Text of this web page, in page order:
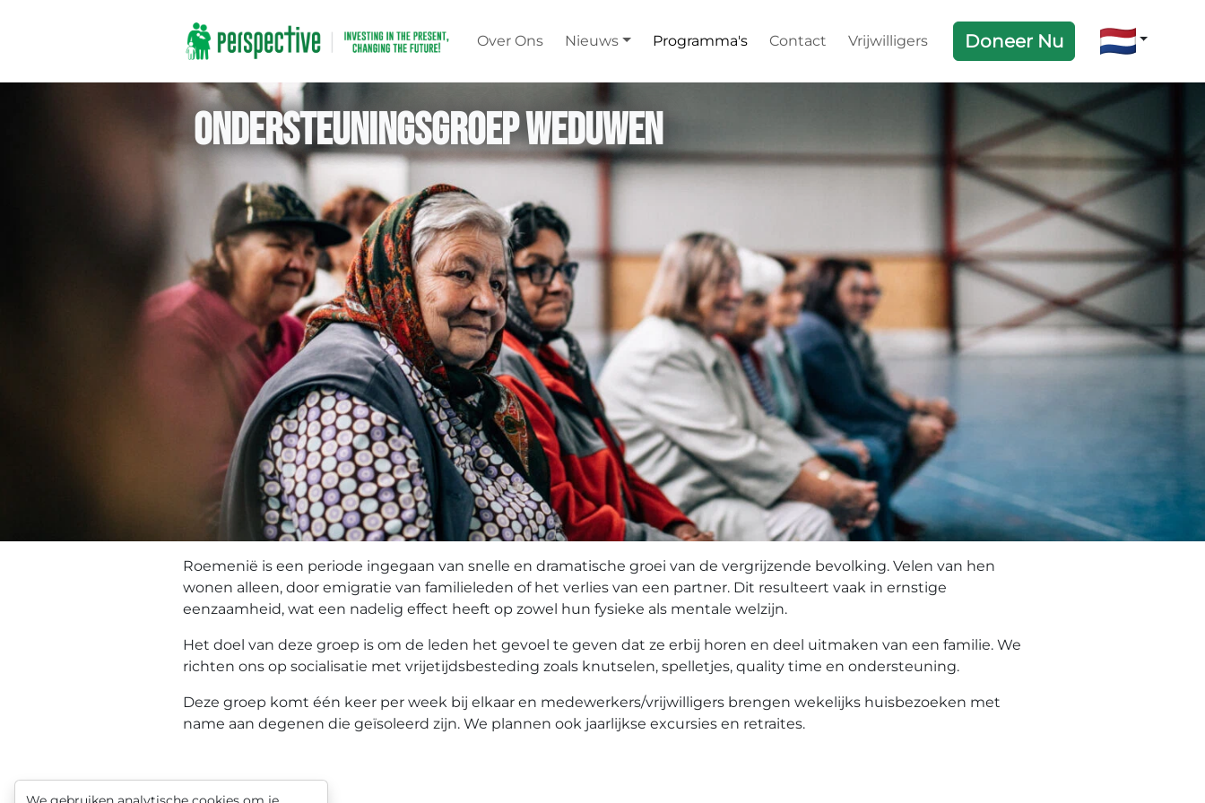
Over Ons Nieuws Programma's Contact Vrijwilligers Doneer Nu
Ondersteuningsgroep weduwen
Roemenië is een periode ingegaan van snelle en dramatische groei van de vergrijzende bevolking. Velen van hen
wonen alleen, door emigratie van familieleden of het verlies van een partner. Dit resulteert vaak in ernstige
eenzaamheid, wat een nadelig effect heeft op zowel hun fysieke als mentale welzijn.
Het doel van deze groep is om de leden het gevoel te geven dat ze erbij horen en deel uitmaken van een familie. We
richten ons op socialisatie met vrijetijdsbesteding zoals knutselen, spelletjes, quality time en ondersteuning.
Deze groep komt één keer per week bij elkaar en medewerkers/vrijwilligers brengen wekelijks huisbezoeken met
name aan degenen die geïsoleerd zijn. We plannen ook jaarlijkse excursies en retraites.